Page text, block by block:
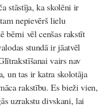
stāstīja, ka skolēni ir
nepievērš lielu
bērni vēl cenšas rakstīt
stundā ir jāatvēl
vairs nav
, un tas ir katra skolotāja
rakstību. Es bieži vien,
uzrakstu divskani, lai